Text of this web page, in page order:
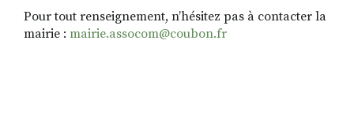
Pour tout renseignement, n’hésitez pas à contacter la
mairie : mairie.assocom@coubon.fr